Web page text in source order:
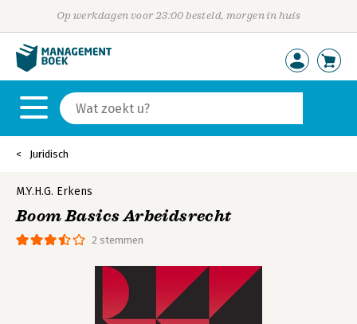
Op werkdagen voor 23:00 besteld, morgen in huis
Juridisch
2 stemmen
M.Y.H.G. Erkens
Boom Basics Arbeidsrecht